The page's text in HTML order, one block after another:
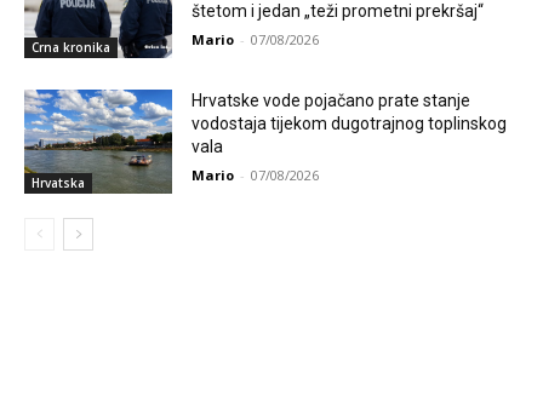
Crna kronika
štetom i jedan „teži prometni prekršaj“
Mario - 07/08/2026
Hrvatska
Hrvatske vode pojačano prate stanje
vodostaja tijekom dugotrajnog toplinskog
vala
Mario - 07/08/2026